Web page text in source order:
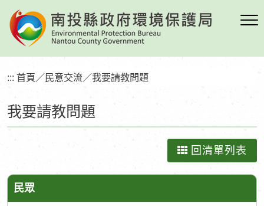
到
要
區
塊我要請教問題
::: 首頁 ／民意交流／我要請教問題
回清單列表
民眾